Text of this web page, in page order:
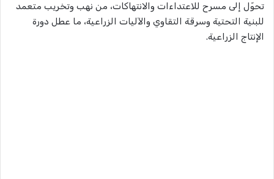
تحوّل إلى مسرح للاعتداءات والانتهاكات، من نهب وتخريب متعمد
للبنية التحتية وسرقة التقاوي والآليات الزراعية، ما عطل دورة
الإنتاج الزراعية.